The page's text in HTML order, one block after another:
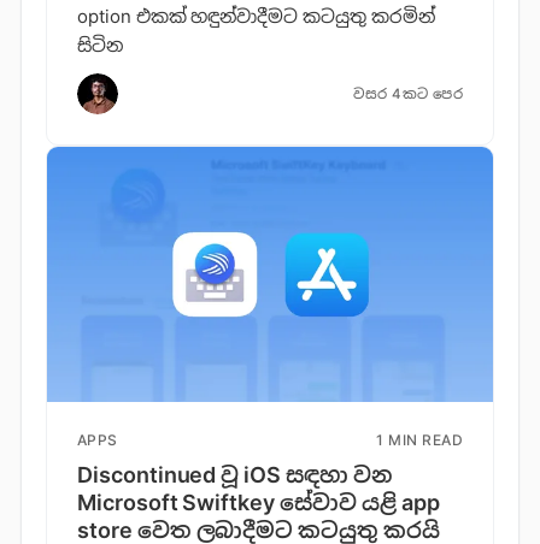
option එකක් හඳුන්වාදීමට කටයුතු කරමින්
සිටින
වසර 4කට පෙර
APPS 1 MIN READ
Discontinued වූ iOS සඳහා වන
Microsoft Swiftkey සේවාව යළි app
store වෙත ලබාදීමට කටයුතු කරයි